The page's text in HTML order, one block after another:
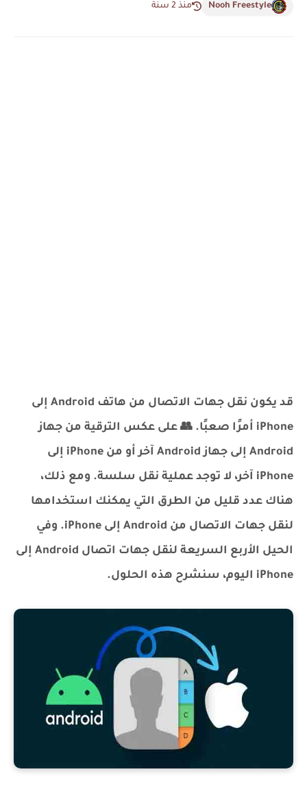
Nooh Freestyle منذ 2 سنة
قد يكون نقل جهات الاتصال من هاتف Android إلى
iPhone أمرًا صعبًا. 👥 على عكس الترقية من جهاز
Android إلى جهاز Android آخر أو من iPhone إلى
iPhone آخر، لا توجد عملية نقل سلسة. ومع ذلك،
هناك عدد قليل من الطرق التي يمكنك استخدامها
لنقل جهات الاتصال من Android إلى iPhone. وفي
الحيل الأربع السريعة لنقل جهات اتصال Android إلى
iPhone اليوم، سنشرح هذه الحلول.